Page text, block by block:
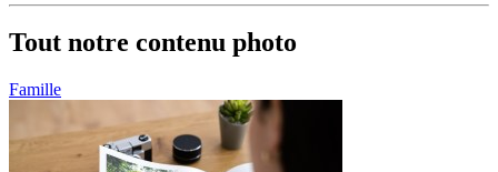
Tout notre contenu photo
Famille